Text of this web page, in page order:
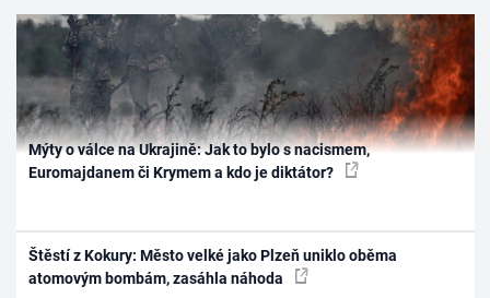
Mýty o válce na Ukrajině: Jak to bylo s nacismem,
Euromajdanem či Krymem a kdo je diktátor?
Štěstí z Kokury: Město velké jako Plzeň uniklo oběma
atomovým bombám, zasáhla náhoda